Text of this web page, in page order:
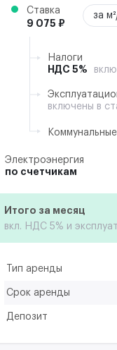
Ставка
9 075 ₽
за
Налоги
НДС 5%
включены в
Электроэнергия
по счетчикам
Итого за месяц
вкл. НДС 5% и
Тип аренды
Срок аренды
Депозит